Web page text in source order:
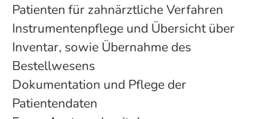
Patienten für zahnärztliche Verfahren
Instrumentenpflege und Übersicht über
Inventar, sowie Übernahme des
Bestellwesens
Dokumentation und Pflege der
Patientendaten